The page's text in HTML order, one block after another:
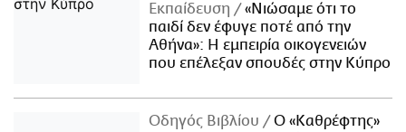
Εκπαίδευση
«Νιώσαμε ότι το
παιδί δεν έφυγε ποτέ από την
Αθήνα»: Η εμπειρία οικογενειών
που επέλεξαν σπουδές στην Κύπρο
Οδηγός Βιβλίου
Ο «Καθρέφτης»